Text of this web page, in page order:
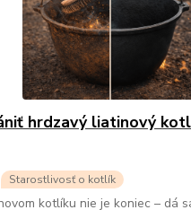
hrdzavý liatinový
Starostlivosť o kotlík
kotlíku nie je koniec – dá